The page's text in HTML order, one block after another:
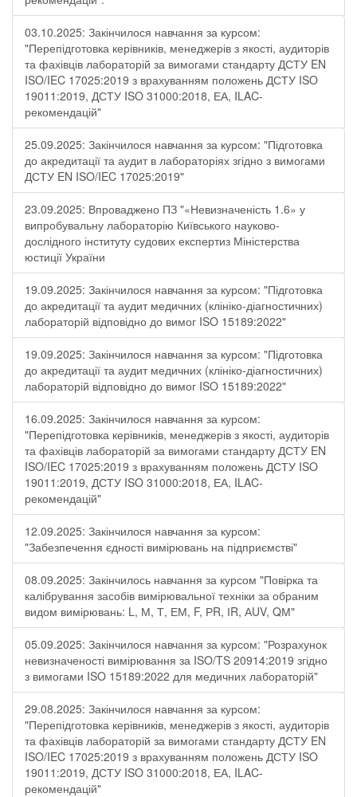
03.10.2025: Закінчилося навчання за курсом:
"Перепідготовка керівників, менеджерів з якості, аудиторів
та фахівців лабораторій за вимогами стандарту ДСТУ EN
ISO/IEC 17025:2019 з врахуванням положень ДСТУ ISO
19011:2019, ДСТУ ISO 31000:2018, ЕА, ILAC-
рекомендацій"
25.09.2025: Закінчилося навчання за курсом: "Підготовка
до акредитації та аудит в лабораторіях згідно з вимогами
ДСТУ EN ISO/IEC 17025:2019"
23.09.2025: Впроваджено ПЗ "«Невизначеність 1.6» у
випробувальну лабораторію Київського науково-
дослідного інституту судових експертиз Міністерства
юстиції України
19.09.2025: Закінчилося навчання за курсом: "Підготовка
до акредитації та аудит медичних (клініко-діагностичних)
лабораторій відповідно до вимог ISO 15189:2022"
19.09.2025: Закінчилося навчання за курсом: "Підготовка
до акредитації та аудит медичних (клініко-діагностичних)
лабораторій відповідно до вимог ISO 15189:2022"
16.09.2025: Закінчилося навчання за курсом:
"Перепідготовка керівників, менеджерів з якості, аудиторів
та фахівців лабораторій за вимогами стандарту ДСТУ EN
ISO/IEC 17025:2019 з врахуванням положень ДСТУ ISO
19011:2019, ДСТУ ISO 31000:2018, ЕА, ILAC-
рекомендацій"
12.09.2025: Закінчилося навчання за курсом:
"Забезпечення єдності вимірювань на підприємстві"
08.09.2025: Закінчилось навчання за курсом "Повірка та
калібрування засобів вимірювальної техніки за обраним
видом вимірювань: L, М, Т, ЕМ, F, РR, ІR, АUV, QМ"
05.09.2025: Закінчилося навчання за курсом: "Розрахунок
невизначеності вимірювання за ISO/TS 20914:2019 згідно
з вимогами ISO 15189:2022 для медичних лабораторій"
29.08.2025: Закінчилося навчання за курсом:
"Перепідготовка керівників, менеджерів з якості, аудиторів
та фахівців лабораторій за вимогами стандарту ДСТУ EN
ISO/IEC 17025:2019 з врахуванням положень ДСТУ ISO
19011:2019, ДСТУ ISO 31000:2018, ЕА, ILAC-
рекомендацій"